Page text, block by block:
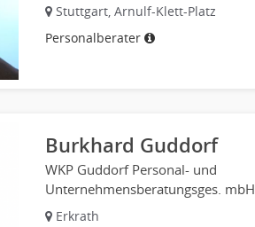
Stuttgart, Arnulf-Klett-Platz
Personalberater
Burkhard Guddorf
WKP Guddorf Personal- und
Unternehmensberatungsges. mbH
Erkrath